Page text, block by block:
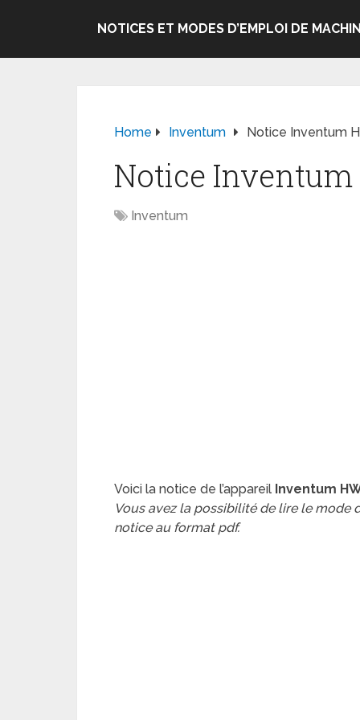
NOTICES ET MODES D’EMPLOI DE
Home Inventum Notice Inventum
Notice
Inventum
Voici la notice de l’appareil Inventum
Vous avez la possibilité de lire le mode
notice au format pdf.